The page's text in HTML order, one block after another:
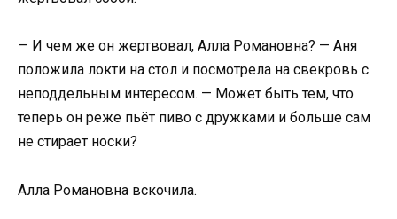
— И чем же он жертвовал, Алла Романовна? — Аня
положила локти на стол и посмотрела на свекровь с
неподдельным интересом. — Может быть тем, что
теперь он реже пьёт пиво с дружками и больше сам
не стирает носки?
Алла Романовна вскочила.